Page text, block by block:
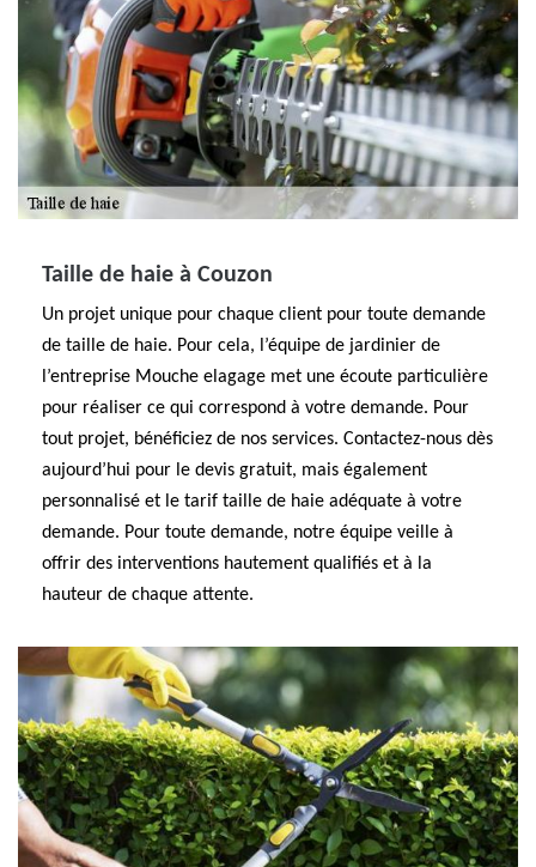
Taille de haie à Couzon
Un projet unique pour chaque client pour toute demande
de taille de haie. Pour cela, l’équipe de jardinier de
l’entreprise Mouche elagage met une écoute particulière
pour réaliser ce qui correspond à votre demande. Pour
tout projet, bénéficiez de nos services. Contactez-nous dès
aujourd’hui pour le devis gratuit, mais également
personnalisé et le tarif taille de haie adéquate à votre
demande. Pour toute demande, notre équipe veille à
offrir des interventions hautement qualifiés et à la
hauteur de chaque attente.